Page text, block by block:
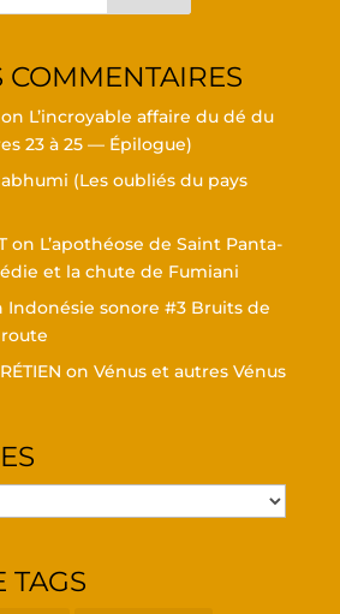
COMMENTAIRES
L’in­croyable affaire du dé du
23 à 25 — Épilogue)
(Les oubliés du pays
on L’a­po­théose de Saint Pan­ta­
et la chute de Fumiani
Indo­né­sie sonore #3 Bruits de
on Vénus et autres Vénus
TAGS